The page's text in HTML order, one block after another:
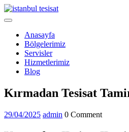
Skip
to
Open
Anasayfa
Bölgelerimiz
Servisler
Hizmetlerimiz
Blog
Close
Menu
Kırmadan Tesisat
29/04/202529/04/2025
admin admin
0 Comment